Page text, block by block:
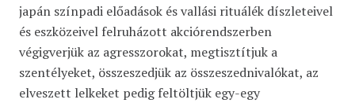
japán színpadi előadások és vallási rituálék díszleteivel
és eszközeivel felruházott akciórendszerben
végigverjük az agresszorokat, megtisztítjuk a
szentélyeket, összeszedjük az összeszednivalókat, az
elveszett lelkeket pedig feltöltjük egy-egy